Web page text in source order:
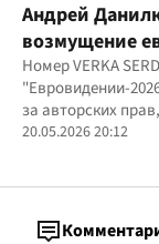
Андрей
возмущение
за пропавшего
VERKA
YouTube-канале
Номер VERKA
"Евровидении-
за авторских
дискуссии среди
20.05.2026 20:12